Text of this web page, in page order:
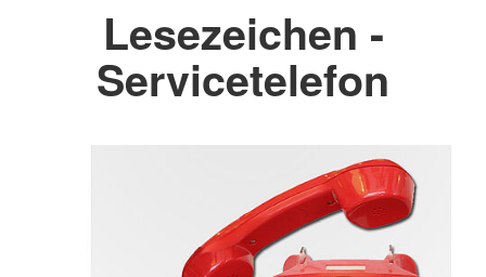
Lesezeichen -
Servicetelefon